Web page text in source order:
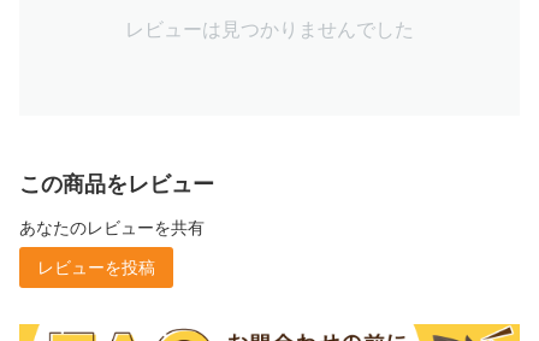
レビューは見つかりませんでした
この商品をレビュー
あなたのレビューを共有
レビューを投稿